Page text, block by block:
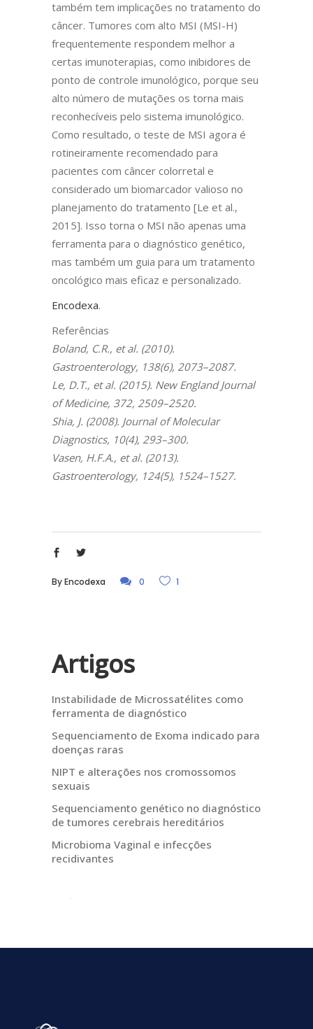
também tem implicações no tratamento do
câncer. Tumores com alto MSI (MSI-H)
frequentemente respondem melhor a
certas imunoterapias, como inibidores de
ponto de controle imunológico, porque seu
alto número de mutações os torna mais
reconhecíveis pelo sistema imunológico.
Como resultado, o teste de MSI agora é
rotineiramente recomendado para
pacientes com câncer colorretal e
considerado um biomarcador valioso no
planejamento do tratamento [Le et al.,
2015]. Isso torna o MSI não apenas uma
ferramenta para o diagnóstico genético,
mas também um guia para um tratamento
oncológico mais eficaz e personalizado.
Encodexa.
Referências
Boland, C.R., et al. (2010).
Gastroenterology, 138(6), 2073–2087.
Le, D.T., et al. (2015). New England Journal
of Medicine, 372, 2509–2520.
Shia, J. (2008). Journal of Molecular
Diagnostics, 10(4), 293–300.
Vasen, H.F.A., et al. (2013).
Gastroenterology, 124(5), 1524–1527.
ByEncodexa 0 1
Artigos
Instabilidade de Microssatélites como
ferramenta de diagnóstico
Sequenciamento de Exoma indicado para
doenças raras
NIPT e alterações nos cromossomos
sexuais
Sequenciamento genético no diagnóstico
de tumores cerebrais hereditários
Microbioma Vaginal e infecções
recidivantes